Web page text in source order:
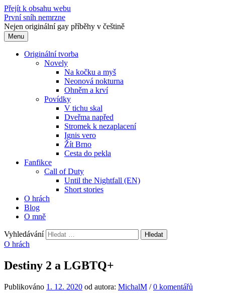
Přejít k obsahu webu
První sníh nemrzne
Nejen originální gay příběhy v češtině
Menu
Originální tvorba
Novely
Na kočku a myš
Neonová nokturna
Ohněm a krví
Povídky
V tichu skal
Dveřma napřed
Stromek k nezaplacení
Ignis vero
Žít Brno
Cesta do pekla
Fanfikce
Call of Duty
Until the Nightfall (EN)
Short stories
O hrách
Blog
O mně
Vyhledávání
O hrách
Destiny 2 a LGBTQ+
Publikováno 1. 12. 2020 od autora: MichalM /0 komentářů